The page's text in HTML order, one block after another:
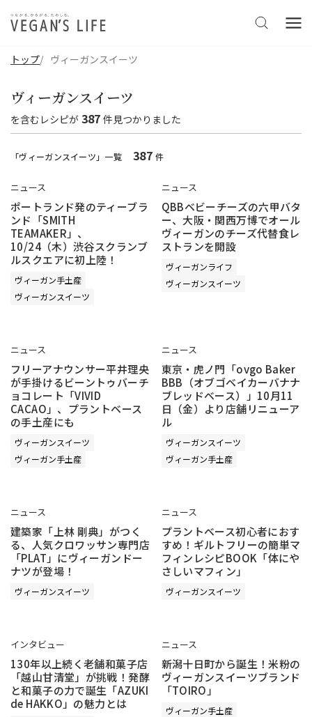
トップ ヴィーガンスイーツ
ヴィーガンスイーツ
を含む レシピが 387 件見つかりました
「ヴィーガンスイーツ」一覧 387 件
ニュース
ポートランド発のティーブラ
ンド「SMITH
TEAMAKER」、
10/24（木）渋谷スクランブ
ルスクエアに初上陸！
ヴィーガン手土産
ヴィーガンスイーツ
ニュース
QBBベビーチーズの六甲バタ
ー、大阪・関西万博でオール
ヴィーガンのチーズ代替食レ
ストランを開設
ヴィーガンライフ
ヴィーガンスイーツ
ニュース
フリーアナウンサー平井理央
が手掛けるビーントゥバーチ
ョコレート「VIVID
CACAO」、プラントベース
の手土産にも
ヴィーガンスイーツ
ヴィーガン手土産
ニュース
東京・虎ノ門「ovgo Baker
BBB（オブゴベイカーバナナ
ブレッドベース）」10月11
日（金）より店舗リニューア
ル
ヴィーガンスイーツ
ヴィーガン手土産
ニュース
建築家「上林 剛典」がつく
る、人気クロワッサン専門店
「PLAT」にヴィーガンドー
ナツが登場！
ヴィーガンスイーツ
ニュース
プラントベース初心者におす
すめ！ギルトフリーの簡単マ
フィンレシピBOOK「体にや
さしいマフィン」
ヴィーガンスイーツ
インタビュー
130年以上続く老舗和菓子店
「越山甘清堂」が挑戦！発酵
と和菓子の力で誕生「AZUKI
de HAKKO」の魅力とは
ニュース
新潟十日町から誕生！米粉の
ヴィーガンスイーツブランド
「TOIRO」
ヴィーガン手土産